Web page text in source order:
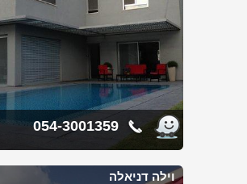
054-3001359
וילה דניאלה